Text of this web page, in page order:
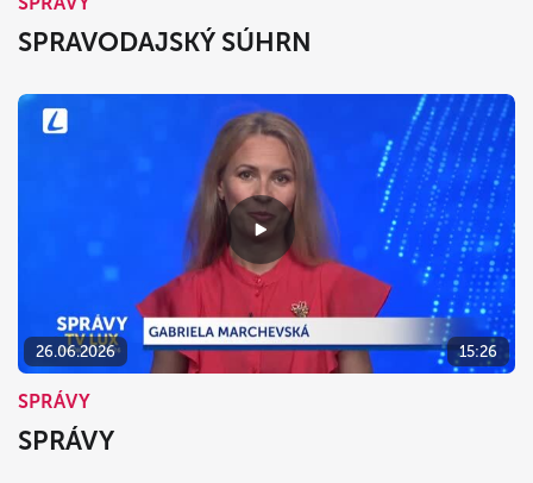
SPRAVODAJSKÝ SÚHRN
26.06.2026 15:26
SPRÁVY
SPRÁVY